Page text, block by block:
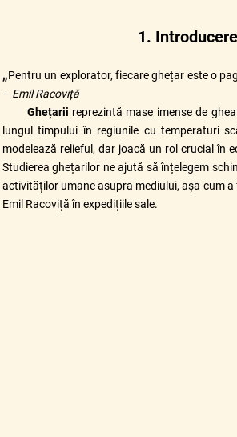
1. Introducere
„Pentru un explorator, fiecare ghețar este o
– Emil Racoviță
Ghețarii reprezintă mase imense de
lungul timpului în regiunile cu temperaturi
modelează relieful, dar joacă un rol crucial în
Studierea ghețarilor ne ajută să înțelegem
activităților umane asupra mediului, așa cum
Emil Racoviță în expedițiile sale.